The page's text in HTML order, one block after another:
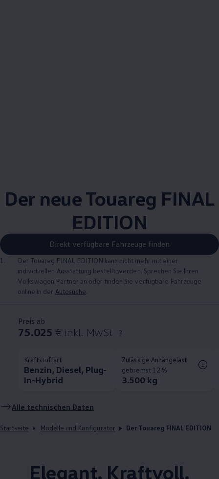
Der neueTouareg FINAL
EDITION
Direkt verfügbare Fahrzeuge finden
1. Der Touareg FINAL EDITION kann nicht mehr mit einer
individuellen Ausstattung bestellt werden. Sprechen Sie Ihren
Volkswagen Partner an oder finden Sie verfügbare Fahrzeuge
online in der Autosuche
Preis ab
75.025 € inkl. MwSt 2
Kraftstoffart
Benzin, Diesel, Plug-
In-Hybrid
Zulässige Anhängelast
gebremst 12 %
3.500 kg
Alle technischen Daten
Startseite Modelle und Konfigurator Der Touareg FINAL EDITION
Elegant. Kraftvoll.